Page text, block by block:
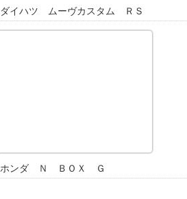
ダイハツ ムーヴカスタム ＲＳ
ホンダ Ｎ ＢＯＸ Ｇ